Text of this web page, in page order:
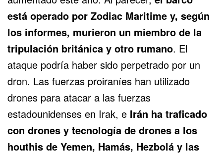
está operado por Zodiac Maritime y, según
los informes, murieron un miembro de la
tripulación británica y otro rumano. El
ataque podría haber sido perpetrado por un
dron. Las fuerzas proiraníes han utilizado
drones para atacar a las fuerzas
estadounidenses en Irak, e Irán ha traficado
con drones y tecnología de drones a los
houthis de Yemen, Hamás, Hezbolá y las